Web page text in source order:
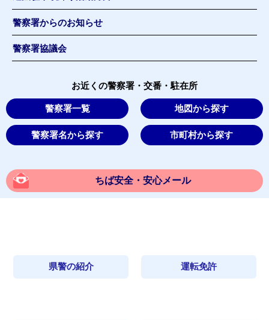
警察署からのお知らせ
警察署協議会
お近くの警察署・交番・駐在所
警察署一覧 地図から探す
警察署名から探す 市町村から探す
ちば安全・安心メール
県警の紹介 運転免許